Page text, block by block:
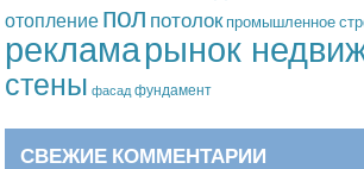
отоплениепол потолок промышленное
рекламарынок
стены фасад фундамент
СВЕЖИЕ КОММЕНТАРИИ